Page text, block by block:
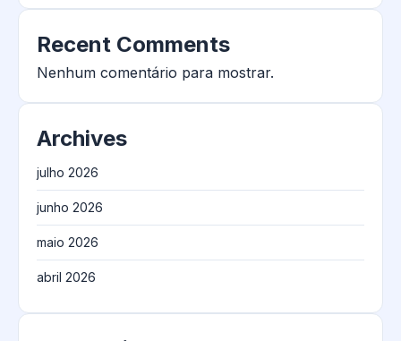
Recent Comments
Nenhum comentário para mostrar.
Archives
julho 2026
junho 2026
maio 2026
abril 2026